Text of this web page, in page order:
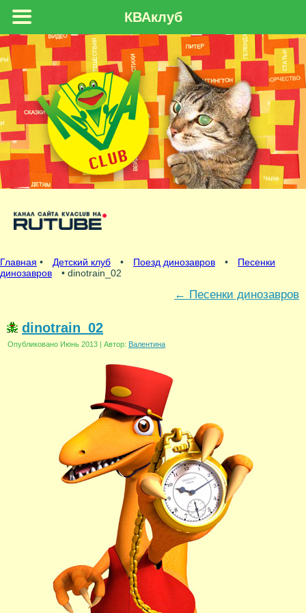
Главная • Детский клуб • Поезд динозавров •
Песенки
динозавров
• dinotrain_02
← Песенки динозавров
dinotrain_02
Опубликовано Июнь 2013 | Автор: Валентина
КВАклуб